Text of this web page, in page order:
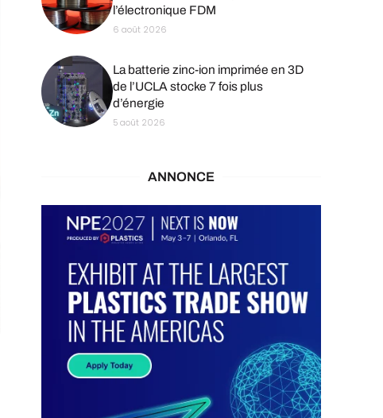
l’électronique FDM
6 août 2026
La batterie zinc-ion imprimée en 3D
de l’UCLA stocke 7 fois plus
d’énergie
5 août 2026
ANNONCE